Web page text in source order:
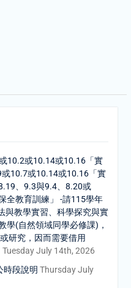
10.2或10.14或10.16「實
10.7或10.14或10.16「實
、9.3與9.4、8.20或
全教育訓練」 -請115學年
與教學實習、科學探究與實
學(自然領域同學必修課)，
研究，因而需要借用
Tuesday July 14th, 2026
時段說明 Thursday July